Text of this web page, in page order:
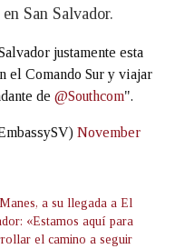
San Salvador.
justamente esta
el Comando Sur y viajar
de @Southcom".
November
a su llegada a El
«Estamos aquí para
el camino a seguir